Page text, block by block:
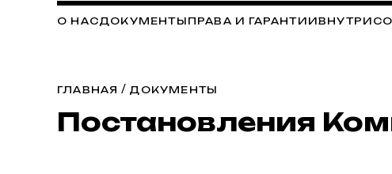
О НАСДОКУМЕНТЫ ПРАВА И ГАРАНТИИ
ГЛАВНАЯ / ДОКУМЕНТЫ
Постановления